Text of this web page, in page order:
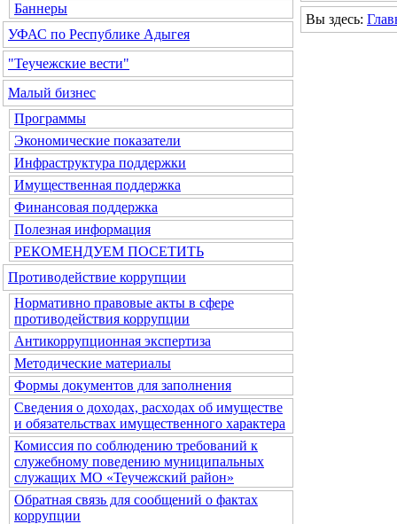
Баннеры
УФАС по Республике Адыгея
"Теучежские вести"
Малый бизнес
Программы
Экономические показатели
Инфраструктура поддержки
Имущественная поддержка
Финансовая поддержка
Полезная информация
РЕКОМЕНДУЕМ ПОСЕТИТЬ
Противодействие коррупции
Нормативно правовые акты в сфере
противодействия коррупции
Антикоррупционная экспертиза
Методические материалы
Формы документов для заполнения
Сведения о доходах, расходах об имуществе
и обязательствах имущественного характера
Комиссия по соблюдению требований к
служебному поведению муниципальных
служащих МО «Теучежский район»
Обратная связь для сообщений о фактах
коррупции
Вы здесь: